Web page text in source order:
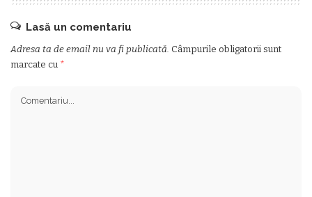
Lasă un comentariu
Adresa ta de email nu va fi publicată. Câmpurile obligatorii sunt
marcate cu *